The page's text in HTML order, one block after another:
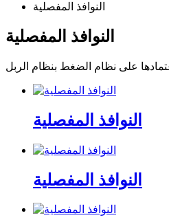
النوافذ المفصلية
النوافذ المفصلية
النوافذ المفصلية
النوافذ المفصلية